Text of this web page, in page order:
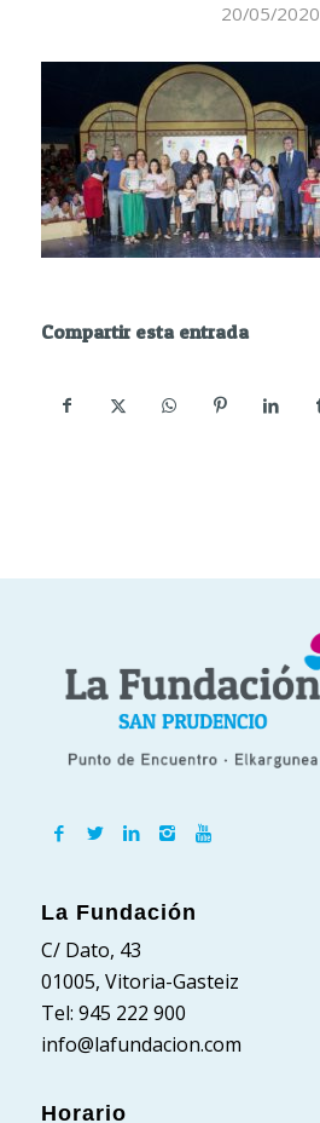
20/05/2020
Compartir esta entrada
La Fundación
C/ Dato, 43
01005, Vitoria-Gasteiz
Tel: 945 222 900
info@lafundacion.com
Horario